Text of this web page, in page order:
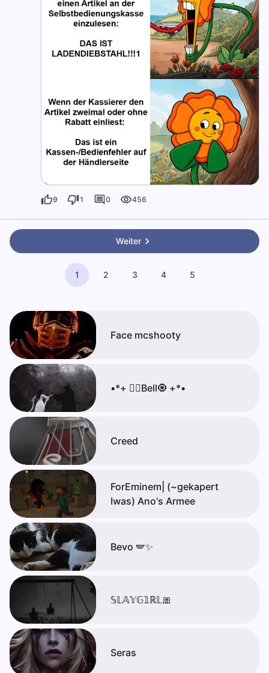
9 1 0 456
Weiter
1 2 3 4 5
Face mcshooty
•*+ 🏳️‍🌈Bell🧿 +*•
Creed
ForEminem| (~gekapert
Iwas) Ano's Armee
Bevo 🪽✨️
𝕊𝕃𝔸𝕐𝔾𝟙ℝ𝕃🎀
Seras